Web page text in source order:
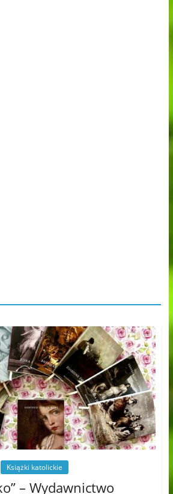
Książki katolickie
– Wydawnictwo